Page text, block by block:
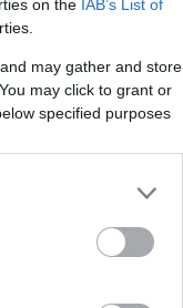
on the IAB’s List of
may gather and store
may click to grant or
specified purposes